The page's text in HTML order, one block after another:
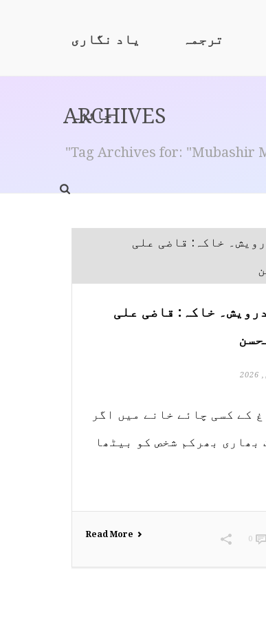
یاد نگاری ترجمہ
جائزہ
ARCHIVES
Tag Archives for: "Mubashir
درویش۔ خاکہ: قاضی علی
کے کسی چائے خانے میں اگر
بھاری بھرکم شخص کو بیٹھا
Read More 0